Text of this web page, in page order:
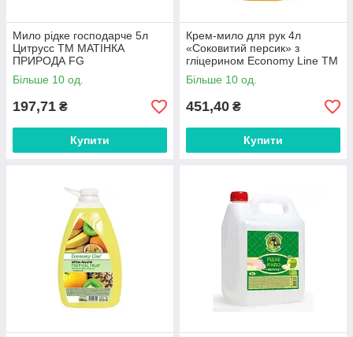
Мило рідке господарче 5л
Цитрусс ТМ МАТІНКА
ПРИРОДА FG
Більше 10 од.
197,71 ₴
Купити
Крем-мило для рук 4л
«Соковитий персик» з
гліцерином Economy Line ТМ
SAMA FG
Більше 10 од.
451,40 ₴
Купити